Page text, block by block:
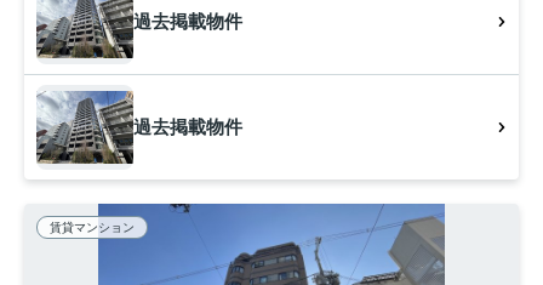
過去掲載物件
過去掲載物件
賃貸マンション